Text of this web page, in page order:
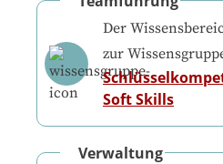
Der
zur
Soft Skills
Verwaltung